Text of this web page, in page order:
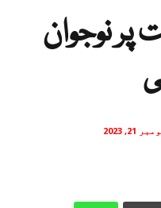
نوجوان
21, 2023